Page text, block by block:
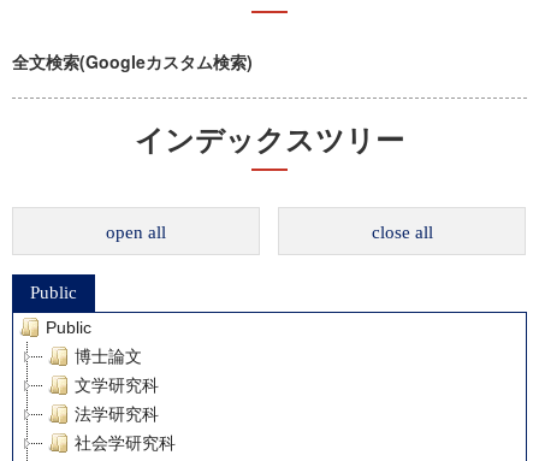
全文検索(Googleカスタム検索)
インデックスツリー
open all close all
Public
Public
博士論文
文学研究科
法学研究科
社会学研究科